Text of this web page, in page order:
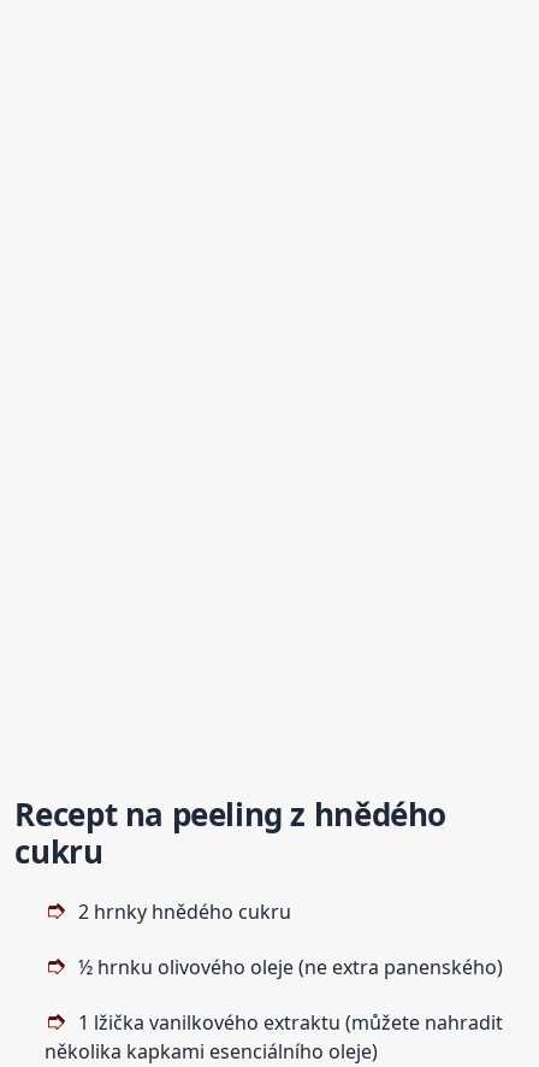
Recept na peelingz hnědého
cukru
2 hrnky hnědého cukru
½ hrnku olivového oleje (ne extra panenského)
1 lžička vanilkového extraktu (můžete nahradit
několika kapkami esenciálního oleje)